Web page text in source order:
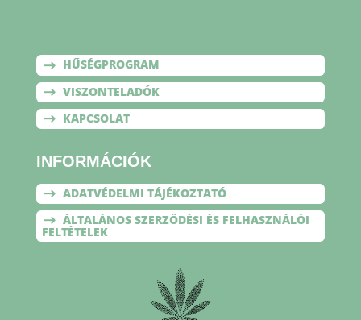
HŰSÉGPROGRAM
VISZONTELADÓK
KAPCSOLAT
INFORMÁCIÓK
ADATVÉDELMI TÁJÉKOZTATÓ
ÁLTALÁNOS SZERZŐDÉSI ÉS FELHASZNÁLÓI
FELTÉTELEK